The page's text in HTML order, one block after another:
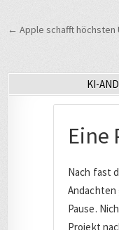
← Apple schafft höchsten
KI-